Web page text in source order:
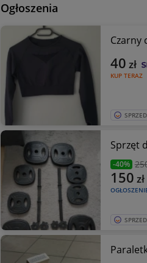
Ogłoszenia
Czarny
KUP TERAZ
40 zł
Sprzęt
-40%
150 zł